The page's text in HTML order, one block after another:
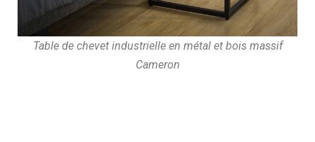
Table de chevet industrielle en métal et bois massif
Cameron